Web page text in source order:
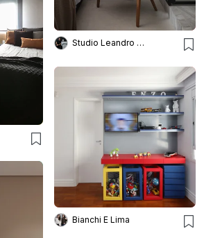
Studio Leandro Neves
Bianchi E Lima